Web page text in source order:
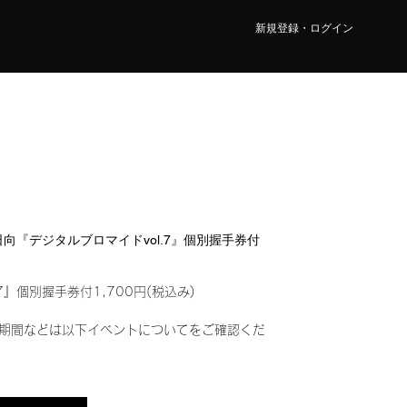
新規登録・ログイン
向『デジタルブロマイドvol.7』個別握手券付
』個別握手券付1,700円(税込み)
間などは以下イベントについてをご確認くだ